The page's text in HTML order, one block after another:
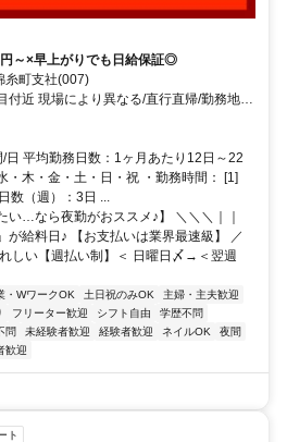
～×早上がりでも日給保証◎
町支社(007)
付近 現場により異なる/直行直帰/勤務地相
日勤務
日 平均勤務日数：1ヶ月あたり12日～22
・木・金・土・日・祝 ・勤務時間： [1]
数（週）：3日 ...
い…なら夜勤がおススメ♪】 ＼＼＼｜｜
が給料日♪ 【お支払いは業界最速級】 ／
しい【週払い制】＜ 日曜日〆→＜翌週
・WワークOK 土日祝のみOK
主婦・主夫歓迎
フリーター歓迎 シフト自由
学歴不問
問 未経験者歓迎 経験者歓迎 ネイルOK
夜間
歓迎
ト